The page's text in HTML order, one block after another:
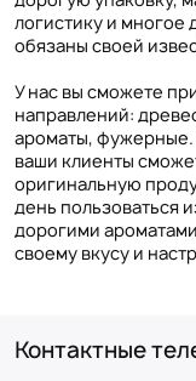
логистику и многое
обязаны своей
У нас вы сможете
направлений:
ароматы, фужерные.
ваши клиенты
оригинальную
день пользоваться
дорогими
своему вкусу и
Контактные